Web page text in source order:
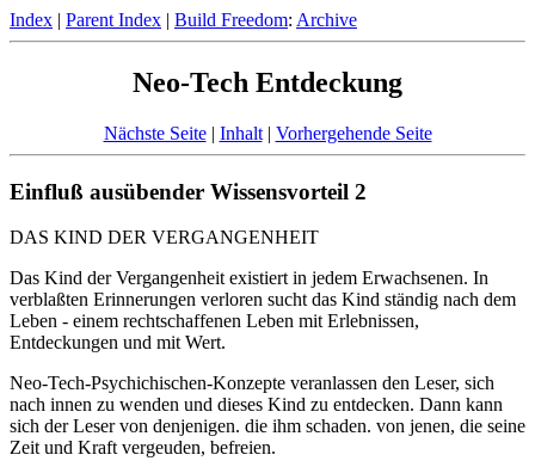
Index | Parent Index | Build Freedom: Archive
Neo-Tech Entdeckung
Nächste Seite| Inhalt| Vorhergehende Seite
Einfluß ausübender Wissensvorteil 2
DAS KIND DER VERGANGENHEIT
Das Kind der Vergangenheit existiert in jedem Erwachsenen. In
verblaßten Erinnerungen verloren sucht das Kind ständig nach dem
Leben - einem rechtschaffenen Leben mit Erlebnissen,
Entdeckungen und mit Wert.
Neo-Tech-Psychichischen-Konzepte veranlassen den Leser, sich
nach innen zu wenden und dieses Kind zu entdecken. Dann kann
sich der Leser von denjenigen. die ihm schaden. von jenen, die seine
Zeit und Kraft vergeuden, befreien.